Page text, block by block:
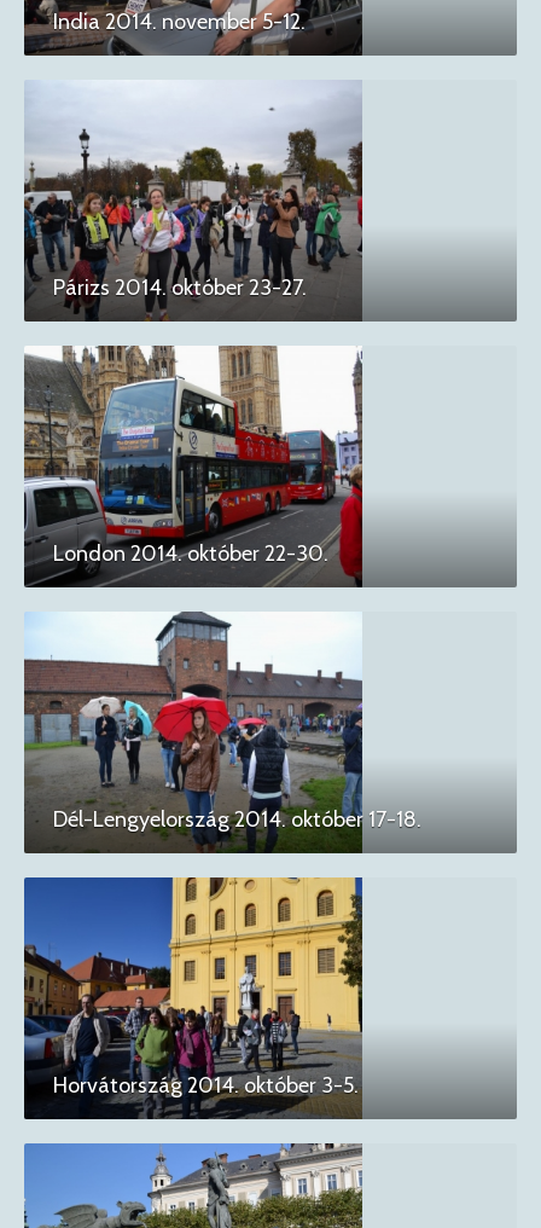
India 2014. november 5-12.
Párizs 2014. október 23-27.
London 2014. október 22-30.
Dél-Lengyelország 2014. október 17-18.
Horvátország 2014. október 3-5.